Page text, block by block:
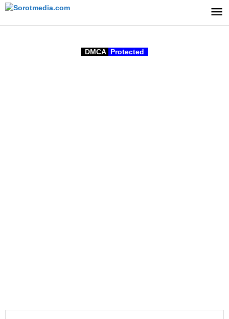
Lewati
konten
DMCA Protected